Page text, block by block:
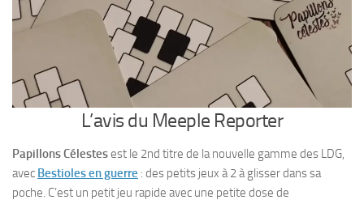
L’avis du Meeple Reporter
Papillons Célestesest le 2nd titre de la nouvelle gamme des LDG,
avec Bestioles en guerre : des petits jeux à 2 à glisser dans sa
poche. C’est un petit jeu rapide avec une petite dose de